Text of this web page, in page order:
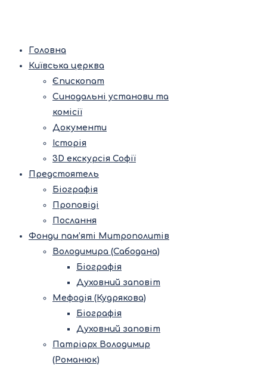
Головна
Київська церква
Єпископат
Синодальні установи та
комісії
Документи
Історія
3D екскурсія Софії
Предстоятель
Біографія
Проповіді
Послання
Фонди пам’яті Митрополитів
Володимира (Сабодана)
Біографія
Духовний заповіт
Мефодія (Кудрякова)
Біографія
Духовний заповіт
Патріарх Володимир
(Романюк)